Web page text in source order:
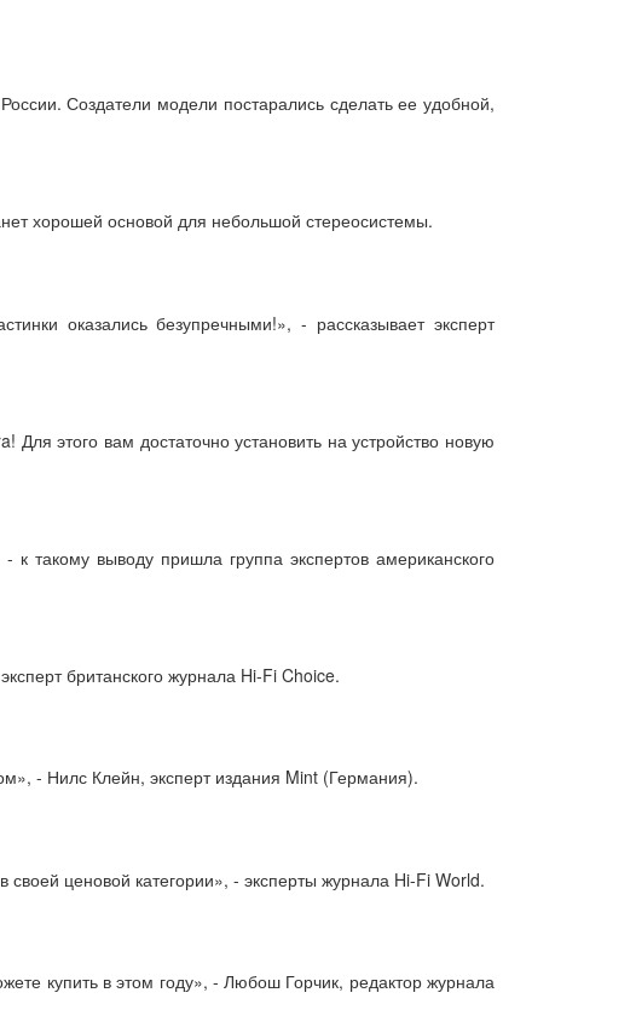
Создатели модели постарались сделать ее удобной,
хорошей основой для небольшой стереосистемы.
оказались безупречными!», - рассказывает эксперт
этого вам достаточно установить на устройство новую
такому выводу пришла группа экспертов американского
британского журнала Hi-Fi Choice.
- Нилс Клейн, эксперт издания Mint (Германия).
ценовой категории», - эксперты журнала Hi-Fi World.
купить в этом году», - Любош Горчик, редактор журнала